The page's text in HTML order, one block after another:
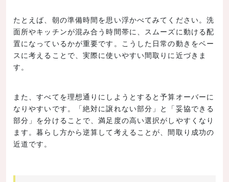
たとえば、朝の準備時間を思い浮かべてみてください。洗
面所やキッチンが混み合う時間帯に、スムーズに動ける配
置になっているかが重要です。こうした日常の動きをベー
スに考えることで、実際に使いやすい間取りに近づきま
す。
また、すべてを理想通りにしようとすると予算オーバーに
なりやすいです。「絶対に譲れない部分」と「妥協できる
部分」を分けることで、満足度の高い選択がしやすくなり
ます。暮らし方から逆算して考えることが、間取り成功の
近道です。